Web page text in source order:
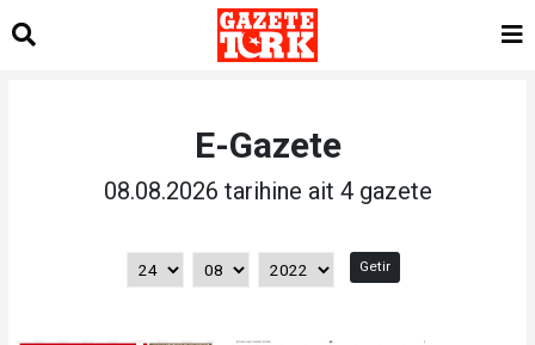
E-Gazete
08.08.2026 tarihine ait 4 gazete
Getir